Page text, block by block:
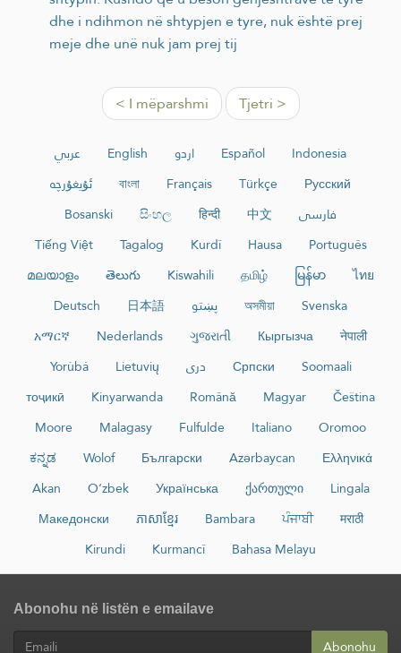
dhe i ndihmon në shtypjen e tyre, nuk është prej
meje dhe unë nuk jam prej tij
< I mëparshmi Tjetri >
عربي English اردو Español
Indonesia
ئۇيغۇرچە
বাংলা Français Türkçe
Русский
Bosanski
සිංහල हिन्दी 中文
فارسی
Tiếng Việt
Tagalog Kurdî Hausa
Português
മലയാളം
తెలుగు Kiswahili தமிழ் မြန်မာ
ไทย
Deutsch
日本語 پښتو অসমীয়া
Svenska
አማርኛ
Nederlands ગુજરાતી Кыргызча
नेपाली
Yorùbá
Lietuvių دری Српски
Soomaali
тоҷикӣ
Kinyarwanda Română Magyar
Čeština
Moore
Malagasy Fulfulde Italiano
Oromoo
ಕನ್ನಡ
Wolof Български Azərbaycan
Ελληνικά
Akan
O‘zbek Українська ქართული
Lingala
Македонски
ភាសាខ្មែរ Bambara ਪੰਜਾਬੀ
मराठी
Kirundi
Kurmancî Bahasa Melayu
Abonohu në listën e emailave
Abonohu